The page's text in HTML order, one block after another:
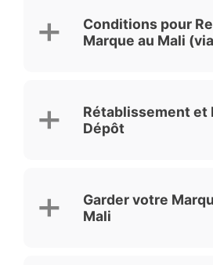
Conditions pour
Marque au Mali
Rétablissement et
Dépôt
Garder votre
Mali